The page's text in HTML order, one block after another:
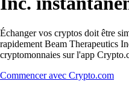
Échanger vos cryptos doit être
rapidement Beam Therapeutics
cryptomonnaies sur l'app
Commencer avec Crypto.com